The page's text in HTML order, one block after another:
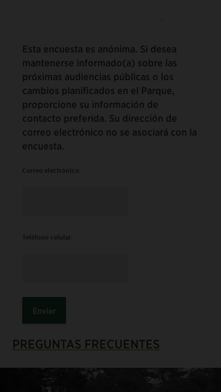
Esta encuesta es anónima. Si desea
mantenerse informado(a) sobre las
próximas audiencias públicas o los
cambios planificados en el Parque,
proporcione su información de
contacto preferida. Su dirección de
correo electrónico no se asociará con la
encuesta.
Correo electrónico:
Teléfono celular:
PREGUNTAS FRECUENTES